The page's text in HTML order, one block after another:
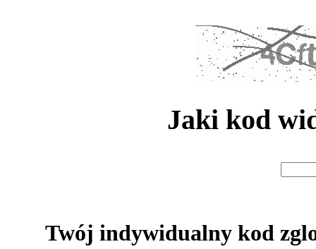
Jaki kod
Twój indywidualny kod